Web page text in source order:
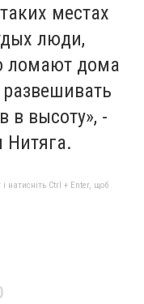
местах
люди,
ломают дома
высоту», -
Нитяга.
натисніть Ctrl + Enter, щоб